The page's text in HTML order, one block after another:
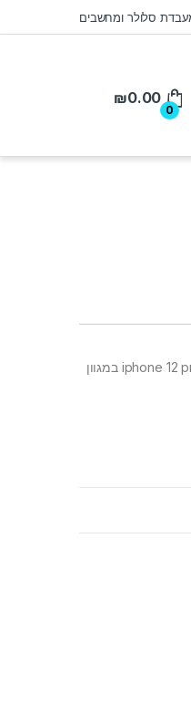
סלולר ומחשבים
0
₪0.00
כיסוי מגן מלא דמוי עור עם ארנק קדמי Dulero לסמארטפון iphone 12 pro 6.1 במגוון